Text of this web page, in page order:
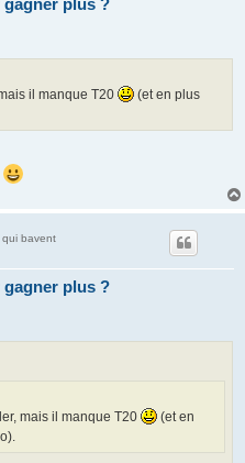
gagner plus ?
il manque T20
(et en plus
qui bavent
gagner plus ?
mais il manque T20
(et en